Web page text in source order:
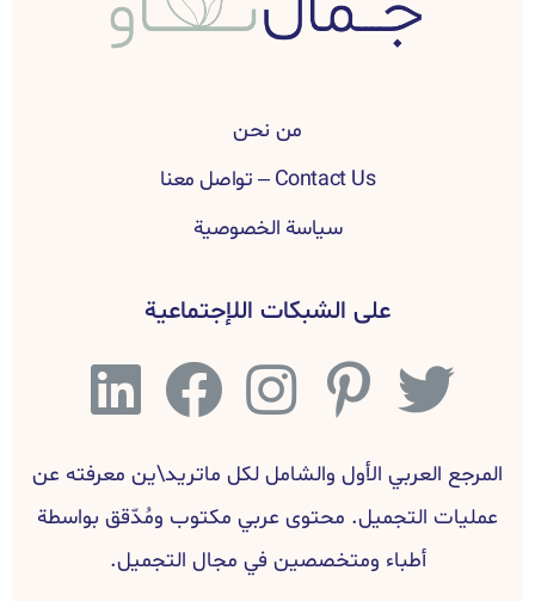
من نحن
Contact Us – تواصل معنا
سياسة الخصوصية
على الشبكات اللإجتماعية
المرجع العربي الأول والشامل لكل ماتريد\ين معرفته عن
عمليات التجميل. محتوى عربي مكتوب ومُدّقق بواسطة
أطباء ومتخصصين في مجال التجميل.